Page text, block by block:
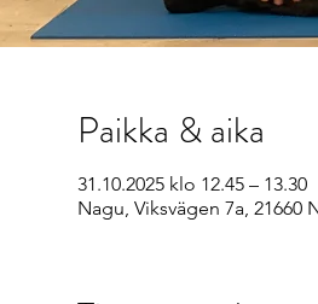
Paikka & aika
31.10.2025 klo 12.45 – 13.30
Nagu, Viksvägen 7a, 21660